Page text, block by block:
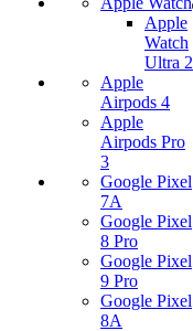
Apple
Watch
Ultra 2
Apple
Airpods 4
Apple
Airpods Pro
3
Google Pixel
7А
Google Pixel
8 Pro
Google Pixel
9 Pro
Google Pixel
8A